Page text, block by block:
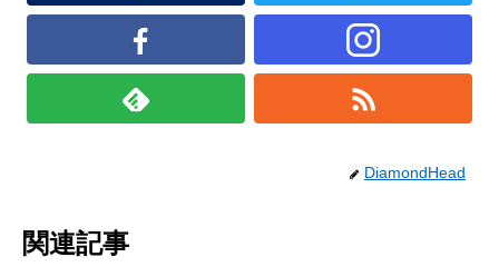
DiamondHead
関連記事